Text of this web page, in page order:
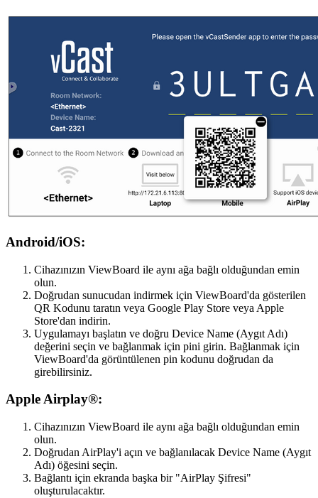
Android/iOS:
Cihazınızın ViewBoard ile aynı ağa bağlı olduğundan emin
olun.
Doğrudan sunucudan indirmek için ViewBoard'da gösterilen
QR Kodunu taratın veya Google Play Store veya Apple
Store'dan indirin.
Uygulamayı başlatın ve doğru Device Name (Aygıt Adı)
değerini seçin ve bağlanmak için pini girin. Bağlanmak için
ViewBoard'da görüntülenen pin kodunu doğrudan da
girebilirsiniz.
Apple Airplay®:
Cihazınızın ViewBoard ile aynı ağa bağlı olduğundan emin
olun.
Doğrudan AirPlay'i açın ve bağlanılacak Device Name (Aygıt
Adı) öğesini seçin.
Bağlantı için ekranda başka bir "AirPlay Şifresi"
oluşturulacaktır.